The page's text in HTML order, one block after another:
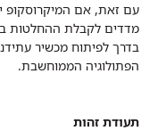
עם זאת, אם המיקרוסקופ
מדדים לקבלת ההחלטות
בדרך לפיתוח מכשיר
הפתולוגיה הממוחשבת.
תעודת זהות